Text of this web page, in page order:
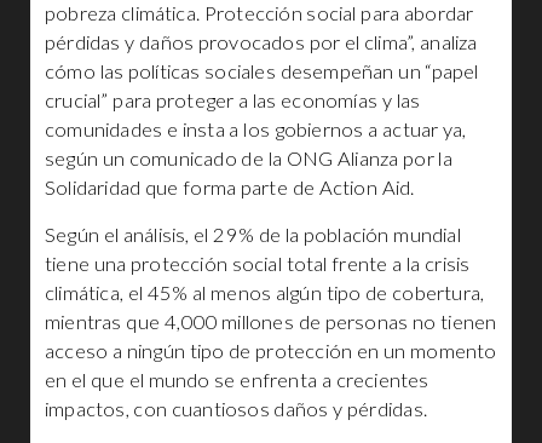
pobreza climática. Protección social para abordar
pérdidas y daños provocados por el clima”, analiza
cómo las políticas sociales desempeñan un “papel
crucial” para proteger a las economías y las
comunidades e insta a los gobiernos a actuar ya,
según un comunicado de la ONG Alianza por la
Solidaridad que forma parte de Action Aid.
Según el análisis, el 29% de la población mundial
tiene una protección social total frente a la crisis
climática, el 45% al menos algún tipo de cobertura,
mientras que 4,000 millones de personas no tienen
acceso a ningún tipo de protección en un momento
en el que el mundo se enfrenta a crecientes
impactos, con cuantiosos daños y pérdidas.